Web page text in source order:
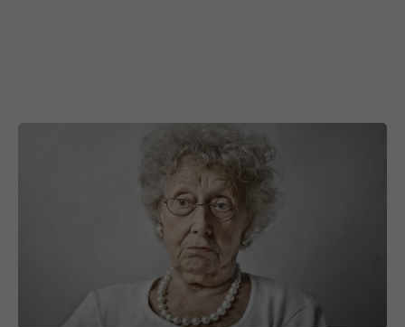
Vaccinul împotriva zonei zoster reduce riscul de
demență, arată un studiu recent